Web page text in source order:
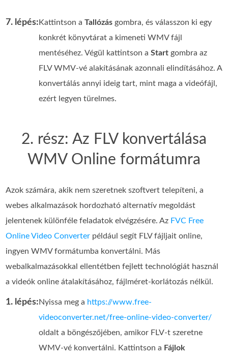
7. lépés:Kattintson aTallózás gombra, és válasszon ki egy
konkrét könyvtárat a kimeneti WMV fájl
mentéséhez. Végül kattintson aStart gombra az
FLV WMV-vé alakításának azonnali elindításához. A
konvertálás annyi ideig tart, mint maga a videófájl,
ezért legyen türelmes.
2. rész: Az FLV konvertálása
WMV Online formátumra
Azok számára, akik nem szeretnek szoftvert telepíteni, a
webes alkalmazások hordozható alternatív megoldást
jelentenek különféle feladatok elvégzésére. Az FVC Free
Online Video Converter például segít FLV fájljait online,
ingyen WMV formátumba konvertálni. Más
webalkalmazásokkal ellentétben fejlett technológiát használ
a videók online átalakításához, fájlméret-korlátozás nélkül.
1. lépés:Nyissa meg a https://www.free-
videoconverter.net/free-online-video-converter/
oldalt a böngészőjében, amikor FLV-t szeretne
WMV-vé konvertálni. Kattintson a Fájlok